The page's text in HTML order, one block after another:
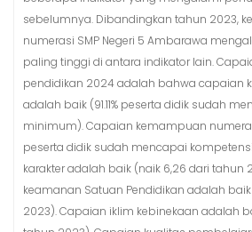
sebelumnya. Dibandingkan tahun 2023,
numerasi SMP Negeri 5 Ambarawa
paling tinggi di antara indikator lain.
pendidikan 2024 adalah bahwa capaian
adalah baik (91.11% peserta didik sudah
minimum). Capaian kemampuan
peserta didik sudah mencapai
karakter adalah baik (naik 6,26 dari tahun
keamanan Satuan Pendidikan adalah
2023). Capaian iklim kebinekaan adalah